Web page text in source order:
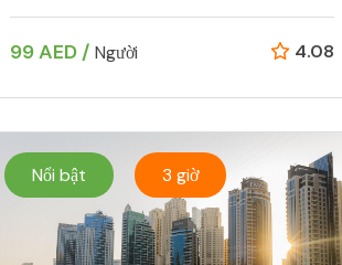
99 AED / Người 4.08
Nổi bật 3 giờ